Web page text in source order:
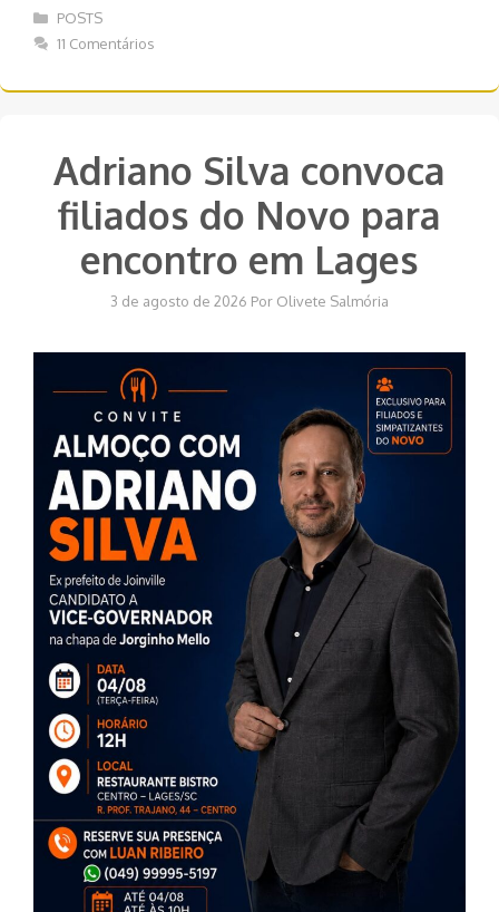
Categorias
POSTS
11 Comentários
Adriano Silva convoca
filiados do Novo para
encontro em Lages
3 de agosto de 2026 Por Olivete Salmória